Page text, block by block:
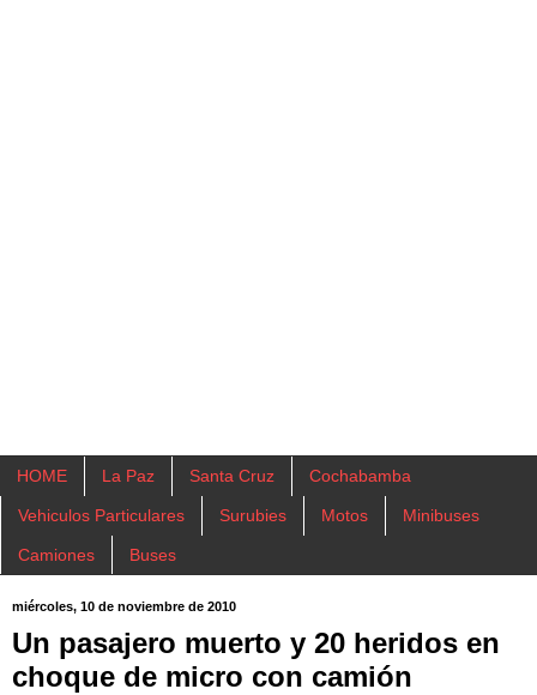
HOME La Paz Santa Cruz Cochabamba
Vehiculos Particulares Surubies Motos Minibuses
Camiones Buses
miércoles, 10 de noviembre de 2010
Un pasajero muerto y 20 heridos en
choque de micro con camión